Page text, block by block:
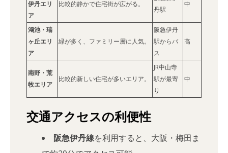
伊丹エリ
ア
比較的静かで住宅街が広がる。
丹駅
中
鴻池・瑞
ヶ丘エリ
ア
緑が多く、ファミリー層に人気。
阪急伊丹
駅からバ
ス
高
南野・荒
牧エリア
比較的新しい住宅が多いエリア。
JR中山寺
駅が最寄
り
中
交通アクセスの利便性
阪急伊丹線を利用すると、大阪・梅田ま